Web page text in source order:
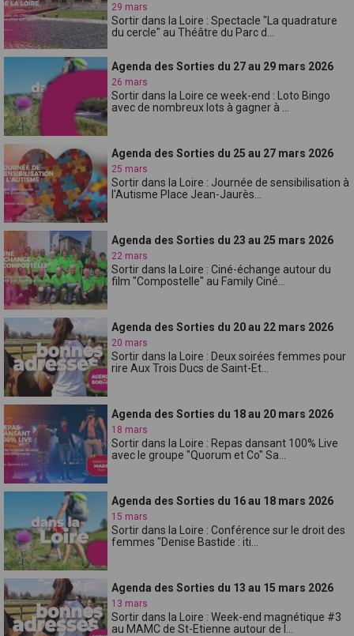
29 mars
Sortir dans la Loire : Spectacle "La quadrature
du cercle" au Théâtre du Parc d...
Agenda des Sorties du 27 au 29 mars 2026
26 mars
Sortir dans la Loire ce week-end : Loto Bingo
avec de nombreux lots à gagner à ...
Agenda des Sorties du 25 au 27 mars 2026
25 mars
Sortir dans la Loire : Journée de sensibilisation à
l'Autisme Place Jean-Jaurès...
Agenda des Sorties du 23 au 25 mars 2026
22 mars
Sortir dans la Loire : Ciné-échange autour du
film "Compostelle" au Family Ciné...
Agenda des Sorties du 20 au 22 mars 2026
20 mars
Sortir dans la Loire : Deux soirées femmes pour
rire Aux Trois Ducs de Saint-Et...
Agenda des Sorties du 18 au 20 mars 2026
18 mars
Sortir dans la Loire : Repas dansant 100% Live
avec le groupe "Quorum et Co" Sa...
Agenda des Sorties du 16 au 18 mars 2026
15 mars
Sortir dans la Loire : Conférence sur le droit des
femmes "Denise Bastide : iti...
Agenda des Sorties du 13 au 15 mars 2026
13 mars
Sortir dans la Loire : Week-end magnétique #3
au MAMC de St-Etienne autour de l...